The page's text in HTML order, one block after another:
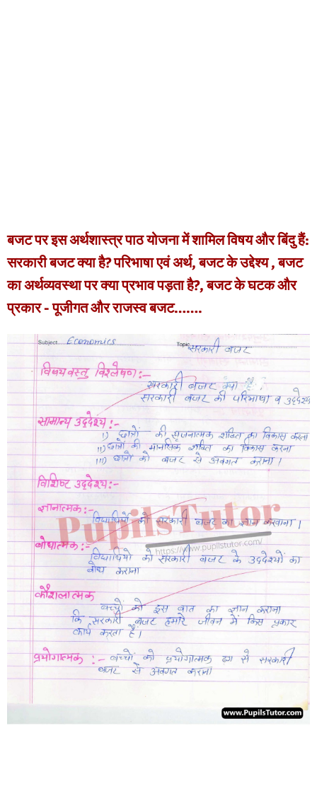
बजट पर इस अर्थशास्त्र पाठ योजना में शामिल विषय और बिंदु हैं:
सरकारी बजट क्या है? परिभाषा एवं अर्थ, बजट के उद्देश्य , बजट
का अर्थव्यवस्था पर क्या प्रभाव पड़ता है?, बजट के घटक और
प्रकार - पूजीगत और राजस्व बजट…….